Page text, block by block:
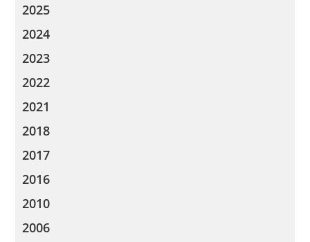
2025
2024
2023
2022
2021
2018
2017
2016
2010
2006